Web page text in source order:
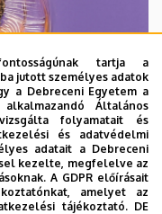
tartja a
jutott személyes adatok
a Debreceni Egyetem a
Általános
folyamatait és
és adatvédelmi
adatait a Debreceni
kezelte, megfelelve az
A GDPR előírásait
amelyet az
tájékoztató. DE